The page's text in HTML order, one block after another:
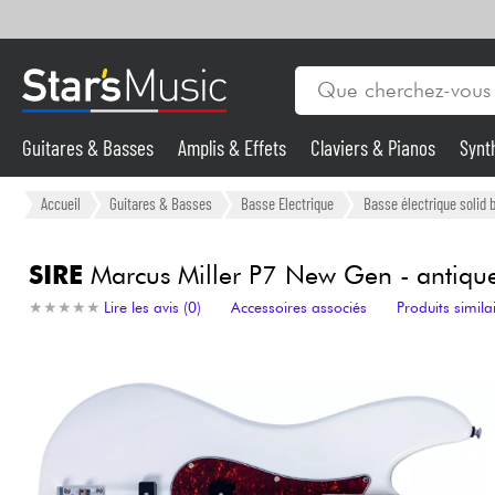
Guitares & Basses
Synthés & Sampleurs
Micros & HF
Eclairage
Guitares & Basses Amplis & Effets Claviers & Pianos
Accueil Guitares & Basses Basse Electrique Basse électrique solid
SIRE Marcus Miller P7 New Gen -
★ ★ ★ ★ ★
★ ★ ★ ★ ★ Lire les avis (0) Accessoires associés Produits